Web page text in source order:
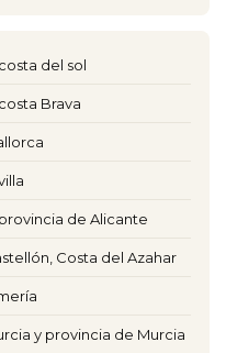
del sol
Brava
de Alicante
Costa del Azahar
y provincia de Murcia